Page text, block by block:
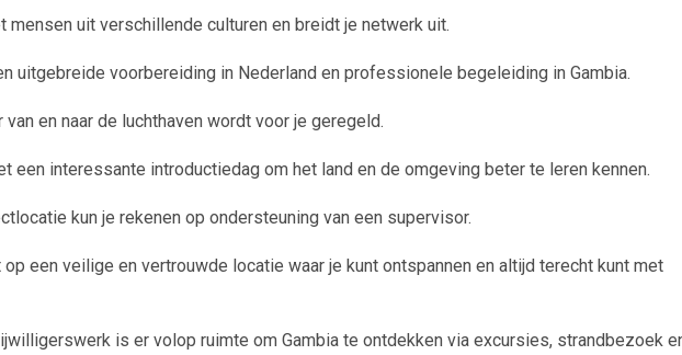
mensen uit verschillende culturen en breidt je netwerk uit.
uitgebreide voorbereiding in Nederland en professionele begeleiding in Gambia.
en naar de luchthaven wordt voor je geregeld.
een interessante introductiedag om het land en de omgeving beter te leren kennen.
kun je rekenen op ondersteuning van een supervisor.
een veilige en vertrouwde locatie waar je kunt ontspannen en altijd terecht kunt met
is er volop ruimte om Gambia te ontdekken via excursies, strandbezoek